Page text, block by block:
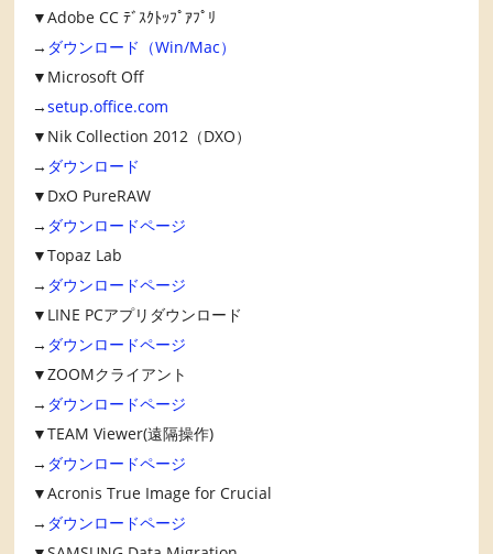
▼Adobe CC ﾃﾞｽｸﾄｯﾌﾟｱﾌﾟﾘ
→ ダウンロード（Win/Mac）
▼Microsoft Off
→setup.office.com
▼Nik Collection 2012（DXO）
→ ダウンロード
▼DxO PureRAW
→ ダウンロードページ
▼Topaz Lab
→ ダウンロードページ
▼LINE PCアプリダウンロード
→ ダウンロードページ
▼ZOOMクライアント
→ ダウンロードページ
▼TEAM Viewer(遠隔操作)
→ ダウンロードページ
▼Acronis True Image for Crucial
→ ダウンロードページ